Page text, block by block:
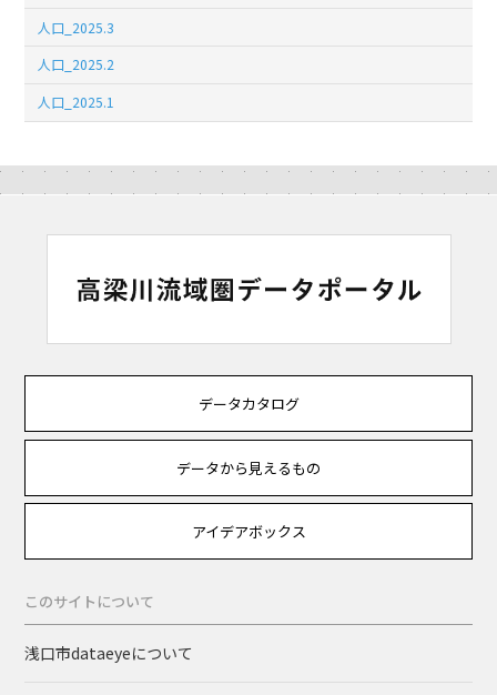
人口_2025.3
人口_2025.2
人口_2025.1
データカタログ
データから見えるもの
アイデアボックス
このサイトについて
浅口市dataeyeについて